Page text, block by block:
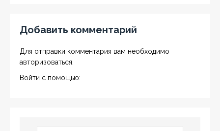
Добавить комментарий
Для отправки комментария вам необходимо
авторизоваться
Войти с помощью: